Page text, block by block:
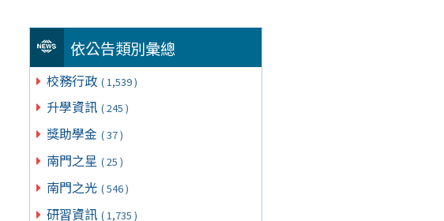
依公告類別彙總
校務行政 ( 1,539 )
升學資訊 ( 245 )
獎助學金 ( 37 )
南門之星 ( 25 )
南門之光 ( 546 )
研習資訊 ( 1,735 )